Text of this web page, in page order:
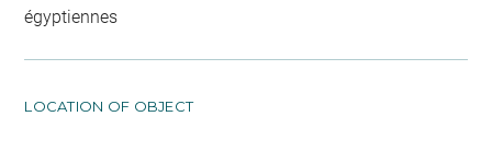
égyptiennes
LOCATION OF OBJECT